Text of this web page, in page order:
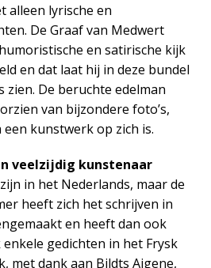
alleen lyrische en
De Graaf van Medwert
en satirische kijk
en dat laat hij in deze bundel
De beruchte edelman
van bijzondere foto’s,
kunstwerk op zich is.
veelzijdig kunstenaar
in het Nederlands, maar de
heeft zich het schrijven in
en heeft dan ook
gedichten in het Frysk
met dank aan Bildts Aigene,